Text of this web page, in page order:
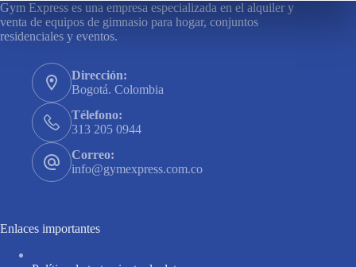
Gym Express es una empresa especializada en el alquiler y
venta de equipos de gimnasio para hogar, conjuntos
residenciales y eventos.
Dirección:
Bogotá. Colombia
Télefono:
313 205 0944
Correo:
info@gymexpress.com.co
Enlaces importantes